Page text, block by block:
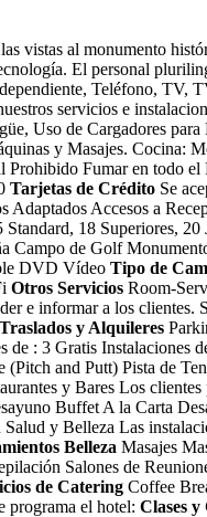
vistas al monumento
El personal
Teléfono, TV,
servicios e
Uso de Cargadores
y Masajes. Cocina:
Prohibido Fumar en todo el
Tarjetas de Crédito Se
Accesos a
18 Superiores,
Campo de Golf
DVD Vídeo Tipo de
Otros Servicios Room-
e informar a los clientes.
y Alquileres
de : 3 Gratis Instalaciones
(Pitch and Putt) Pista de
y Bares Los clientes
Buffet A la Carta
Salud y Belleza Las
Belleza Masajes
Salones de
de Catering Coffee
programa el hotel: Clases y